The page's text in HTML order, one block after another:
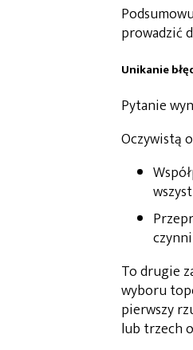
prowadzić
Unikanie
Pytanie
Oczywistą
To drugie
wyboru
pierwszy
lub trzech